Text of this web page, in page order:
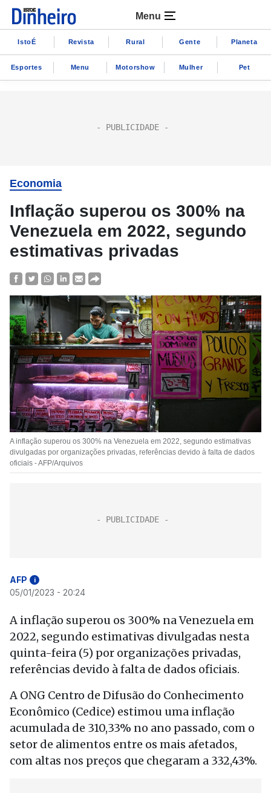
Menu
IstoÉ Revista Rural Gente Planeta
Esportes Menu Motorshow Mulher Pet
Economia
Inflação superou os 300% na
Venezuela em 2022, segundo
estimativas privadas
A inflação superou os 300% na Venezuela em 2022, segundo estimativas
divulgadas por organizações privadas, referências devido à falta de dados
oficiais - AFP/Arquivos
AFP i
05/01/2023 - 20:24
A inflação superou os 300% na Venezuela em
2022, segundo estimativas divulgadas nesta
quinta-feira (5) por organizações privadas,
referências devido à falta de dados oficiais.
A ONG Centro de Difusão do Conhecimento
Econômico (Cedice) estimou uma inflação
acumulada de 310,33% no ano passado, com o
setor de alimentos entre os mais afetados,
com altas nos preços que chegaram a 332,43%.